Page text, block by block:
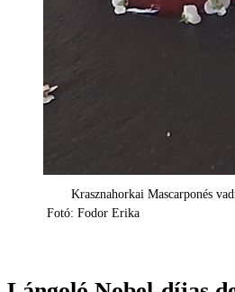
Krasznahorkai Mascarponés
Fotó: Fodor Erika